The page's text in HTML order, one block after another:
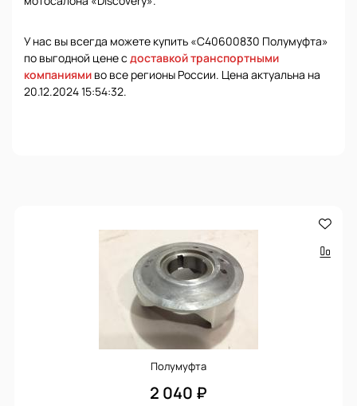
У нас вы всегда можете купить «С40600830 Полумуфта»
по выгодной цене с доставкой транспортными
компаниями во все регионы России. Цена актуальна на
20.12.2024 15:54:32.
Полумуфта
2 040 ₽